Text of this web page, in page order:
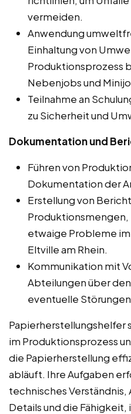
vermeiden.
Anwendung
Einhaltung von
Produktionsprozess
Nebenjobs und
Teilnahme an
zu Sicherheit und
Dokumentation und
Führen von
Dokumentation der
Erstellung von
Produktionsmengen,
etwaige Probleme
Eltville am Rhein.
Kommunikation mit
Abteilungen über
eventuelle
Papierherstellungshelfer
im Produktionsprozess
die Papierherstellung
abläuft. Ihre Aufgaben
technisches
Details und die Fähigkeit,